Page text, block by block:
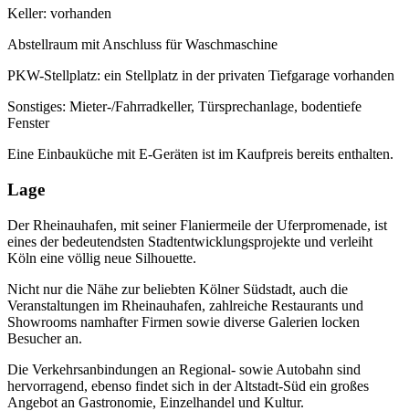
Keller: vorhanden
Abstellraum mit Anschluss für Waschmaschine
PKW-Stellplatz: ein Stellplatz in der privaten Tiefgarage vorhanden
Sonstiges: Mieter-/Fahrradkeller, Türsprechanlage, bodentiefe
Fenster
Eine Einbauküche mit E-Geräten ist im Kaufpreis bereits enthalten.
Lage
Der Rheinauhafen, mit seiner Flaniermeile der Uferpromenade, ist
eines der bedeutendsten Stadtentwicklungsprojekte und verleiht
Köln eine völlig neue Silhouette.
Nicht nur die Nähe zur beliebten Kölner Südstadt, auch die
Veranstaltungen im Rheinauhafen, zahlreiche Restaurants und
Showrooms namhafter Firmen sowie diverse Galerien locken
Besucher an.
Die Verkehrsanbindungen an Regional- sowie Autobahn sind
hervorragend, ebenso findet sich in der Altstadt-Süd ein großes
Angebot an Gastronomie, Einzelhandel und Kultur.